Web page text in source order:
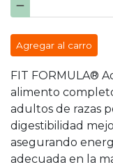
Agregar al carro
FIT FORMULA®
alimento
adultos de razas
digestibilidad
asegurando
adecuada en la